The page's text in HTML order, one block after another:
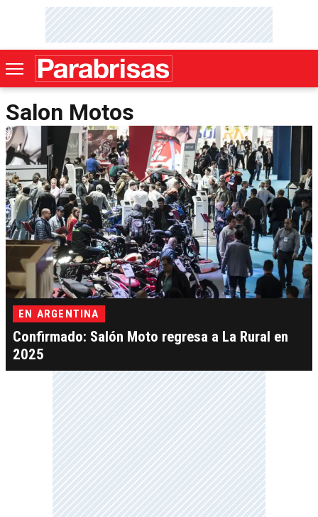
Salon Motos
EN ARGENTINA
Confirmado: Salón Moto regresa a La Rural en
2025